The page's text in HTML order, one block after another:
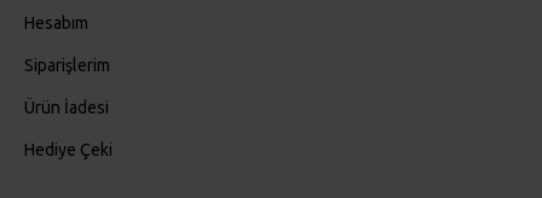
Hesabım
Siparişlerim
Ürün İadesi
Hediye Çeki